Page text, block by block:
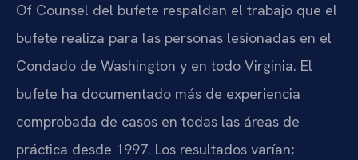
Of Counsel del bufete respaldan el trabajo que el
bufete realiza para las personas lesionadas en el
Condado de Washington y en todo Virginia. El
bufete ha documentado más de experiencia
comprobada de casos en todas las áreas de
práctica desde 1997. Los resultados varían;